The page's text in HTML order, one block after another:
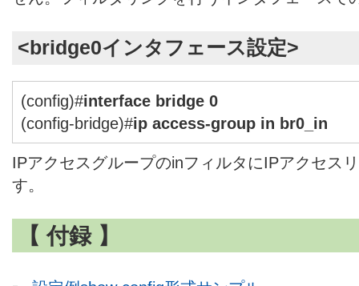
< bridge0インタフェース設定>
(config)#interface bridge 0
(config-bridge)#ip access-group in br0_in
IPアクセスグループのinフィルタにIPアクセス
す。
【 付録 】